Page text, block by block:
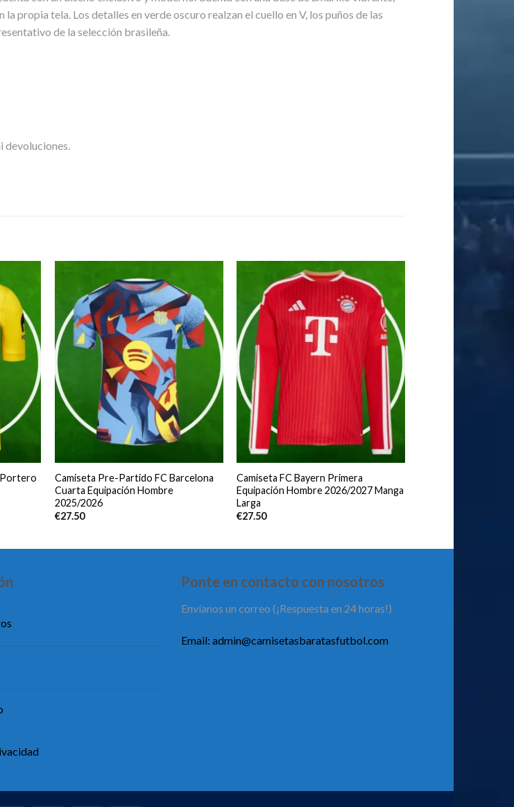
propia tela. Los detalles en verde oscuro realzan el cuello en V, los puños de las
de la selección brasileña.
devoluciones.
Portero
Camiseta Pre-Partido FC Barcelona
Cuarta Equipación Hombre
2025/2026
€27.50
Camiseta FC Bayern Primera
Equipación Hombre 2026/2027 Manga
Larga
€27.50
Ponte en contacto con nosotros
Envíanos un correo (¡Respuesta en 24 horas!)
Email: admin@camisetasbaratasfutbol.com